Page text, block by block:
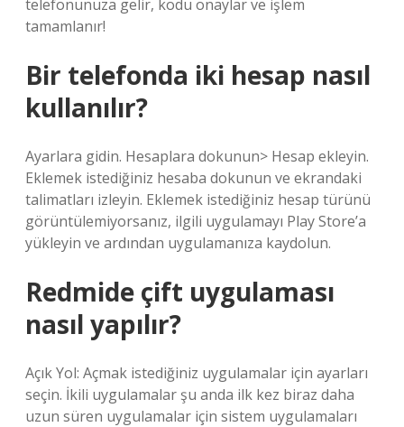
telefonunuza gelir, kodu onaylar ve işlem
tamamlanır!
Bir telefonda iki hesap nasıl
kullanılır?
Ayarlara gidin. Hesaplara dokunun> Hesap ekleyin.
Eklemek istediğiniz hesaba dokunun ve ekrandaki
talimatları izleyin. Eklemek istediğiniz hesap türünü
görüntülemiyorsanız, ilgili uygulamayı Play Store’a
yükleyin ve ardından uygulamanıza kaydolun.
Redmide çift uygulaması
nasıl yapılır?
Açık Yol: Açmak istediğiniz uygulamalar için ayarları
seçin. İkili uygulamalar şu anda ilk kez biraz daha
uzun süren uygulamalar için sistem uygulamaları